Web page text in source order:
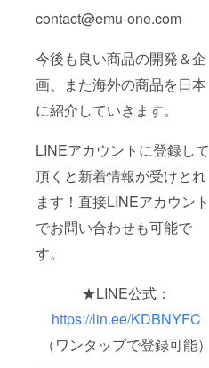
contact@emu-one.com
今後も良い商品の開発＆企
画、また海外の商品を日本
に紹介していきます。
LINEアカウントに登録して
頂くと新着情報が受けとれ
ます！直接LINEアカウント
でお問い合わせも可能で
す。
★LINE公式：
https://lin.ee/KDBNYFC
（ワンタップで登録可能）